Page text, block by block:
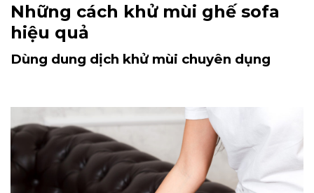
Những cách khử mùi ghế sofa
hiệu quả
Dùng dung dịch khử mùi chuyên dụng